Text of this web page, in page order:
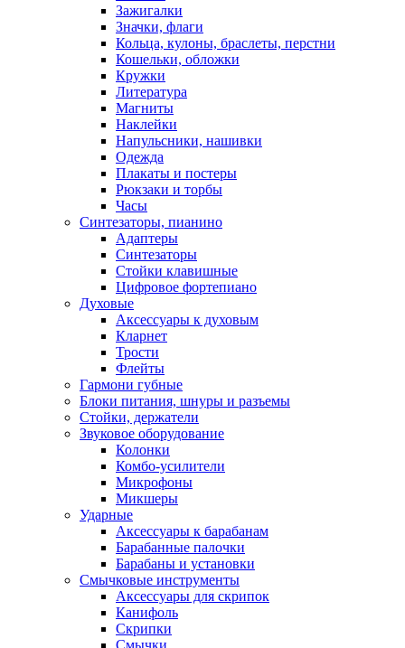
Зажигалки
Значки, флаги
Кольца, кулоны, браслеты, перстни
Кошельки, обложки
Кружки
Литература
Магниты
Наклейки
Напульсники, нашивки
Одежда
Плакаты и постеры
Рюкзаки и торбы
Часы
Синтезаторы, пианино
Адаптеры
Синтезаторы
Стойки клавишные
Цифровое фортепиано
Духовые
Аксессуары к духовым
Кларнет
Трости
Флейты
Гармони губные
Блоки питания, шнуры и разъемы
Стойки, держатели
Звуковое оборудование
Колонки
Комбо-усилители
Микрофоны
Микшеры
Ударные
Аксессуары к барабанам
Барабанные палочки
Барабаны и установки
Смычковые инструменты
Аксессуары для скрипок
Канифоль
Скрипки
Смычки